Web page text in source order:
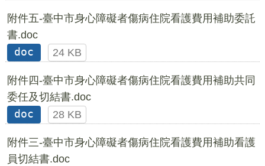
附件五-臺中市身心障礙者傷病住院看護費用補助委託
書.doc
doc
24 KB
附件四-臺中市身心障礙者傷病住院看護費用補助共同
委任及切結書.doc
doc
28 KB
附件三-臺中市身心障礙者傷病住院看護費用補助看護
員切結書.doc